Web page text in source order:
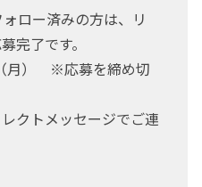
ロー済みの方は、リ
完了です。
月） ※応募を締め切
クトメッセージでご連